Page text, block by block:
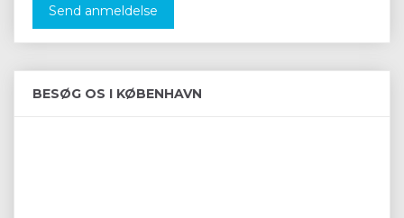
Send anmeldelse
BESØG OS I KØBENHAVN